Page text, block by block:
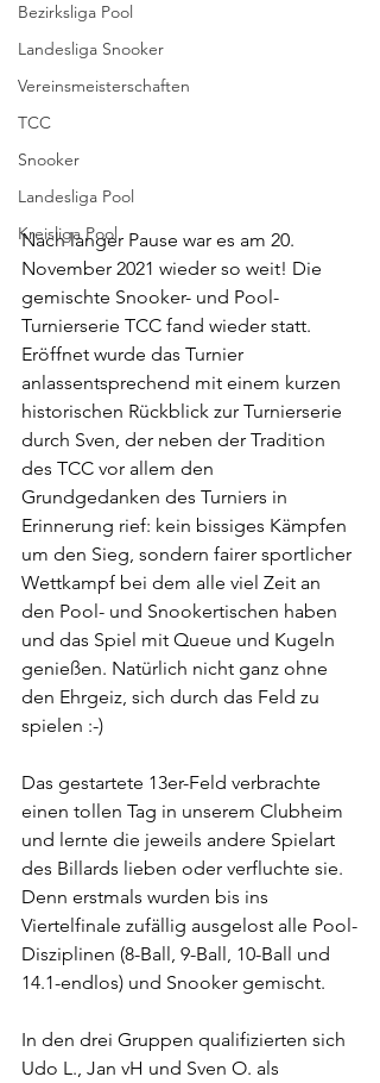
Bezirksliga Pool
Landesliga Snooker
Vereinsmeisterschaften
TCC
Snooker
Landesliga Pool
Kreisliga Pool
Nach langer Pause war es am 20.
November 2021 wieder so weit! Die
gemischte Snooker- und Pool-
Turnierserie TCC fand wieder statt.
Eröffnet wurde das Turnier
anlassentsprechend mit einem kurzen
historischen Rückblick zur Turnierserie
durch Sven, der neben der Tradition
des TCC vor allem den
Grundgedanken des Turniers in
Erinnerung rief: kein bissiges Kämpfen
um den Sieg, sondern fairer sportlicher
Wettkampf bei dem alle viel Zeit an
den Pool- und Snookertischen haben
und das Spiel mit Queue und Kugeln
genießen. Natürlich nicht ganz ohne
den Ehrgeiz, sich durch das Feld zu
spielen :-)
Das gestartete 13er-Feld verbrachte
einen tollen Tag in unserem Clubheim
und lernte die jeweils andere Spielart
des Billards lieben oder verfluchte sie.
Denn erstmals wurden bis ins
Viertelfinale zufällig ausgelost alle Pool-
Disziplinen (8-Ball, 9-Ball, 10-Ball und
14.1-endlos) und Snooker gemischt.
In den drei Gruppen qualifizierten sich
Udo L., Jan vH und Sven O. als